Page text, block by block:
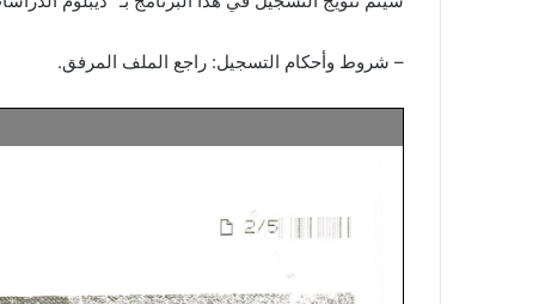
– شروط وأحكام التسجيل: راجع الملف المرفق.